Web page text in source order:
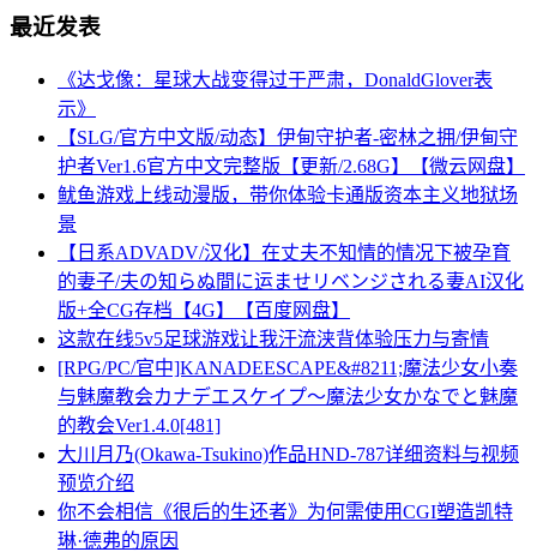
最近发表
《达戈像：星球大战变得过于严肃，DonaldGlover表
示》
【SLG/官方中文版/动态】伊甸守护者-密林之拥/伊甸守
护者Ver1.6官方中文完整版【更新/2.68G】【微云网盘】
鱿鱼游戏上线动漫版，带你体验卡通版资本主义地狱场
景
【日系ADVADV/汉化】在丈夫不知情的情况下被孕育
的妻子/夫の知らぬ間に运ませリベンジされる妻AI汉化
版+全CG存档【4G】【百度网盘】
这款在线5v5足球游戏让我汗流浃背体验压力与寄情
[RPG/PC/官中]KANADEESCAPE&#8211;魔法少女小奏
与魅魔教会カナデエスケイプ～魔法少女かなでと魅魔
的教会Ver1.4.0[481]
大川月乃(Okawa-Tsukino)作品HND-787详细资料与视频
预览介绍
你不会相信《很后的生还者》为何需使用CGI塑造凯特
琳·德弗的原因